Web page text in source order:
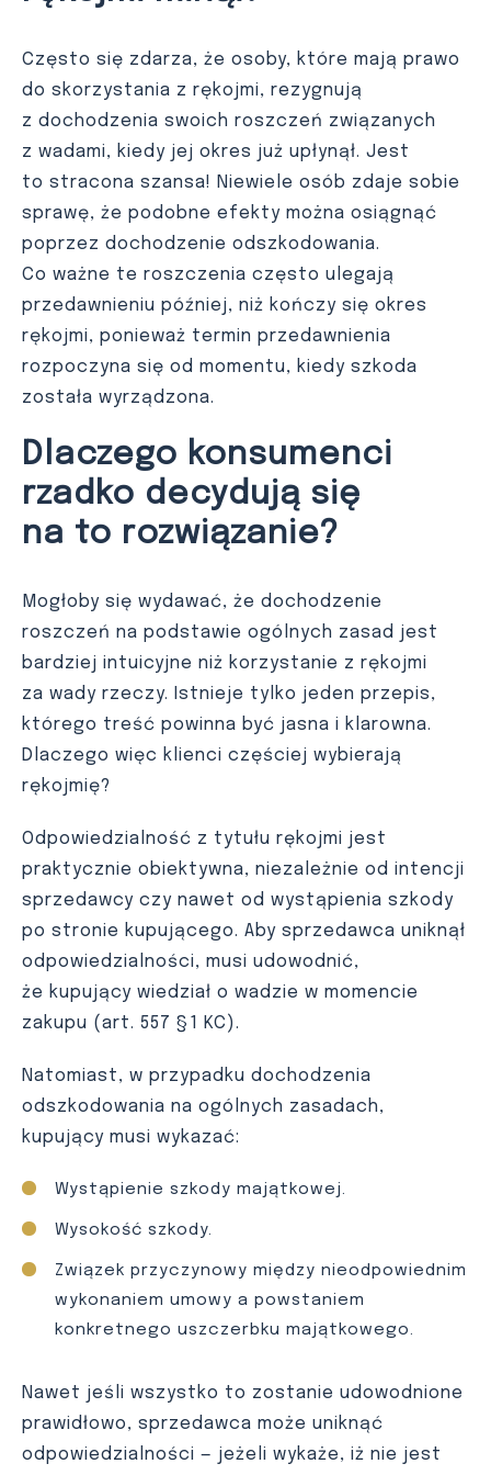
Często się zdarza, że osoby, które mają prawo
do skorzystania z rękojmi, rezygnują
z dochodzenia swoich roszczeń związanych
z wadami, kiedy jej okres już upłynął. Jest
to stracona szansa! Niewiele osób zdaje sobie
sprawę, że podobne efekty można osiągnąć
poprzez dochodzenie odszkodowania.
Co ważne te roszczenia często ulegają
przedawnieniu później, niż kończy się okres
rękojmi, ponieważ termin przedawnienia
rozpoczyna się od momentu, kiedy szkoda
została wyrządzona.
Dlaczego konsumenci
rzadko decydują się
na to rozwiązanie?
Mogłoby się wydawać, że dochodzenie
roszczeń na podstawie ogólnych zasad jest
bardziej intuicyjne niż korzystanie z rękojmi
za wady rzeczy. Istnieje tylko jeden przepis,
którego treść powinna być jasna i klarowna.
Dlaczego więc klienci częściej wybierają
rękojmię?
Odpowiedzialność z tytułu rękojmi jest
praktycznie obiektywna, niezależnie od intencji
sprzedawcy czy nawet od wystąpienia szkody
po stronie kupującego. Aby sprzedawca uniknął
odpowiedzialności, musi udowodnić,
że kupujący wiedział o wadzie w momencie
zakupu (art. 557 §1 KC).
Natomiast, w przypadku dochodzenia
odszkodowania na ogólnych zasadach,
kupujący musi wykazać:
Wystąpienie szkody majątkowej.
Wysokość szkody.
Związek przyczynowy między nieodpowiednim
wykonaniem umowy a powstaniem
konkretnego uszczerbku majątkowego.
Nawet jeśli wszystko to zostanie udowodnione
prawidłowo, sprzedawca może uniknąć
odpowiedzialności — jeżeli wykaże, iż nie jest